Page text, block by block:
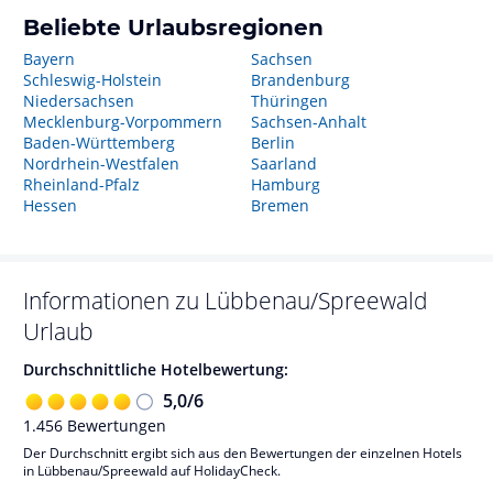
Beliebte Urlaubsregionen
Bayern
Schleswig-Holstein
Niedersachsen
Mecklenburg-Vorpommern
Baden-Württemberg
Nordrhein-Westfalen
Rheinland-Pfalz
Hessen
Sachsen
Brandenburg
Thüringen
Sachsen-Anhalt
Berlin
Saarland
Hamburg
Bremen
Informationen zu Lübbenau/Spreewald
Urlaub
Durchschnittliche Hotelbewertung:
5,0/6
1.456 Bewertungen
Der Durchschnitt ergibt sich aus den Bewertungen der einzelnen Hotels
in Lübbenau/Spreewald auf HolidayCheck.